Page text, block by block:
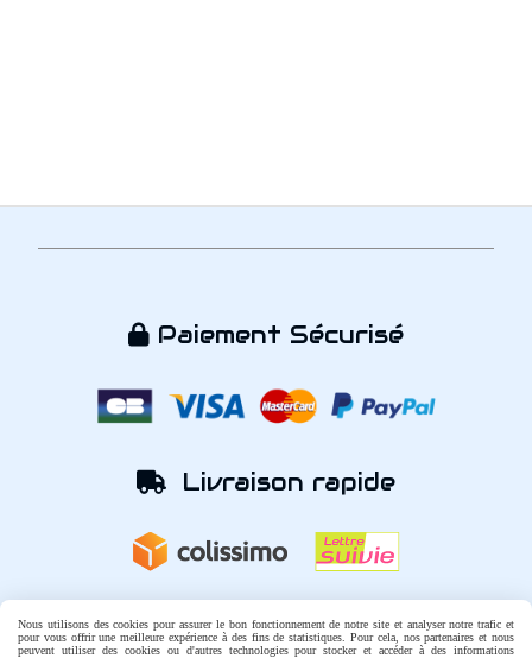
 Paiement Sécurisé
 Livraison rapide
Une question ?
Nous utilisons des cookies pour assurer le bon fonctionnement de notre site et analyser notre trafic et
pour vous offrir une meilleure expérience à des fins de statistiques. Pour cela, nos partenaires et nous
peuvent utiliser des cookies ou d'autres technologies pour stocker et accéder à des informations